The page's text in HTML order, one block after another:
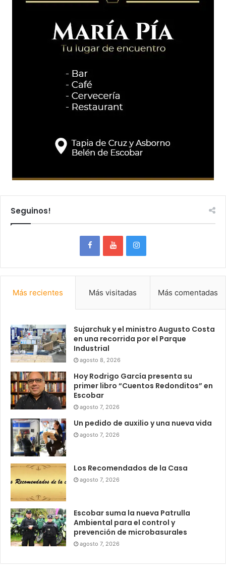
Seguinos!
Más recientes Más visitadas Más comentadas
Sujarchuk y el ministro Augusto Costa
en una recorrida por el Parque
Industrial
agosto 8, 2026
Hoy Rodrigo García presenta su
primer libro “Cuentos Redonditos” en
Escobar
agosto 7, 2026
Un pedido de auxilio y una nueva vida
agosto 7, 2026
Los Recomendados de la Casa
agosto 7, 2026
Escobar suma la nueva Patrulla
Ambiental para el control y
prevención de microbasurales
agosto 7, 2026